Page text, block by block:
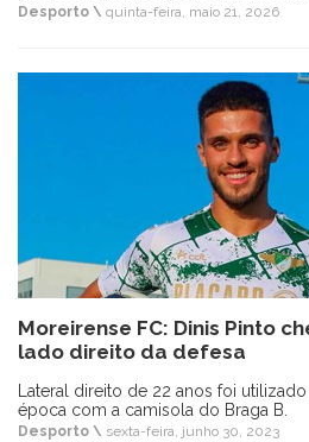
Desporto \ quinta-feira, maio 21, 2026
Moreirense FC: Dinis Pinto
lado direito da defesa
Lateral direito de 22 anos foi
época com a camisola do Braga B.
Desporto \ sexta-feira, junho 30, 2023